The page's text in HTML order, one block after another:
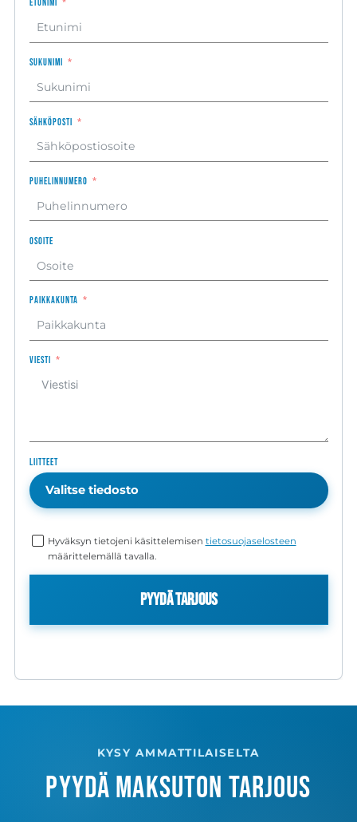
Etunimi
Sukunimi
Sähköposti
Puhelinnumero
Osoite
Paikkakunta
Viesti
Liitteet
Valitse tiedosto
Hyväksyn tietojeni käsittelemisen tietosuojaselosteen
määrittelemällä tavalla.
Pyydä tarjous
KYSY AMMATTILAISELTA
Pyydä maksuton tarjous